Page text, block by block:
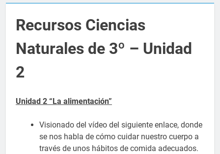
Recursos Ciencias
Naturales de 3º – Unidad
2
Unidad 2 “La alimentación”
Visionado del vídeo del siguiente enlace, donde
se nos habla de cómo cuidar nuestro cuerpo a
través de unos hábitos de comida adecuados.